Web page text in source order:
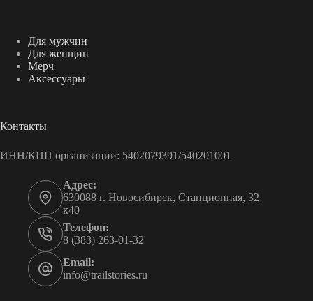
Для мужчин
Для женщин
Мерч
Аксессуары
Контакты
ИНН/КПП организации: 5402079391/540201001
Адрес:
630088 г. Новосибирск, Станционная, 32
к40
Телефон:
8 (383) 263-01-32
Email:
info@trailstories.ru